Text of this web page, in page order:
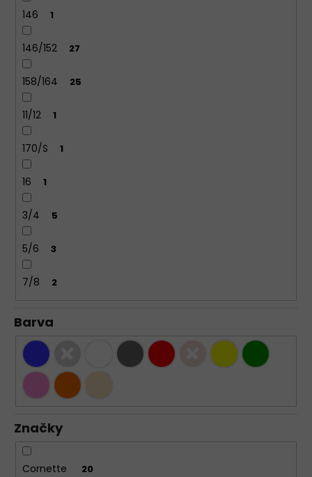
146 1
146/152 27
158/164 25
11/12 1
170/S 1
16 1
3/4 5
5/6 3
7/8 2
Barva
Značky
Cornette 20